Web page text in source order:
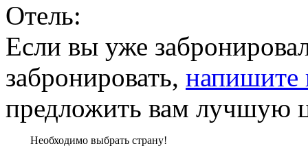
Отель:
Если вы уже
забронировать, напишите
предложить вам лучшую
Необходимо выбрать страну!